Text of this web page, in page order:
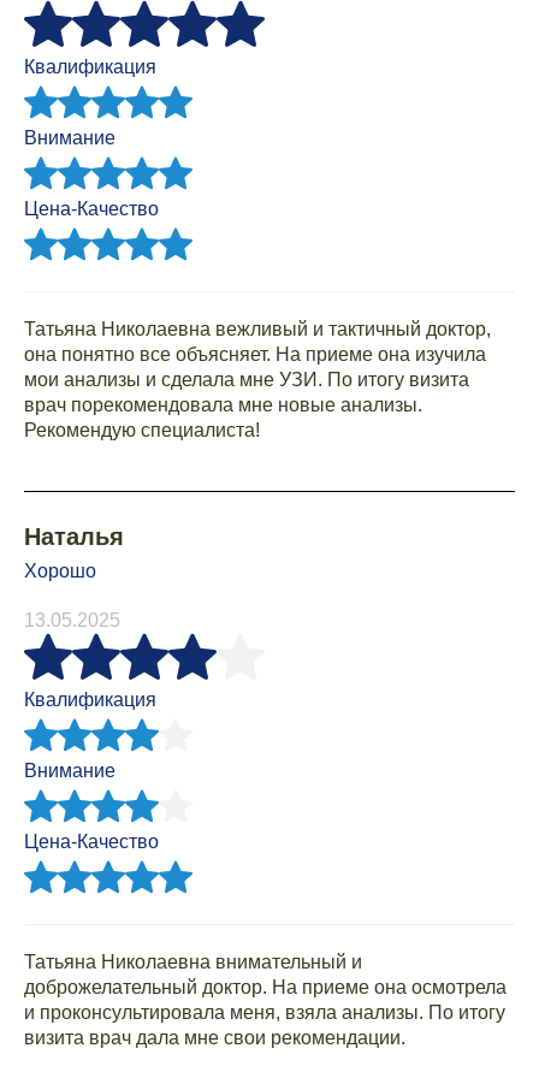
Квалификация
Внимание
Цена-Качество
Татьяна Николаевна вежливый и тактичный доктор,
она понятно все объясняет. На приеме она изучила
мои анализы и сделала мне УЗИ. По итогу визита
врач порекомендовала мне новые анализы.
Рекомендую специалиста!
Наталья
Хорошо
13.05.2025
Квалификация
Внимание
Цена-Качество
Татьяна Николаевна внимательный и
доброжелательный доктор. На приеме она осмотрела
и проконсультировала меня, взяла анализы. По итогу
визита врач дала мне свои рекомендации.